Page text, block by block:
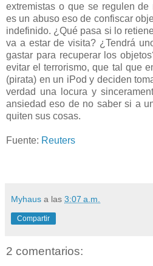
extremistas o que se regulen
es un abuso eso de confiscar
indefinido. ¿Qué pasa si lo
va a estar de visita? ¿Tendrá
gastar para recuperar los
evitar el terrorismo, que tal que
(pirata) en un iPod y deciden
verdad una locura y
ansiedad eso de no saber si a
quiten sus cosas.
Fuente: Reuters
Myhaus a las 3:07 a.m.
Compartir
2 comentarios: